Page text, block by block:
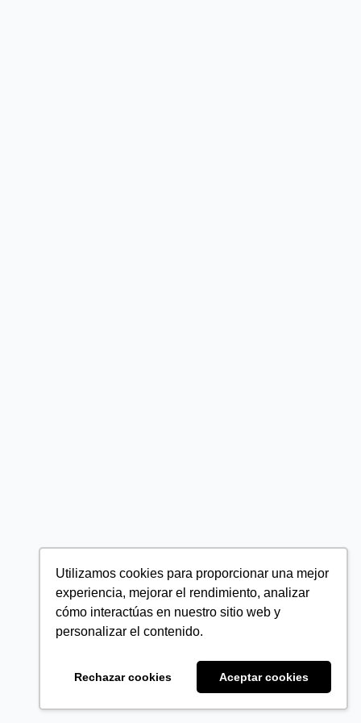
Utilizamos cookies para proporcionar una mejor
experiencia, mejorar el rendimiento, analizar
cómo interactúas en nuestro sitio web y
personalizar el contenido.
Rechazar cookies Aceptar cookies